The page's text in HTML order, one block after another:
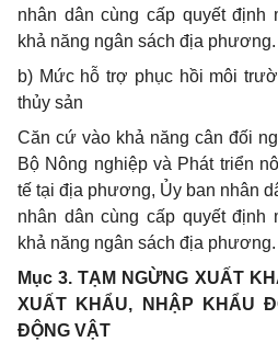
nhân dân cùng cấp quyết
khả năng ngân sách địa phương.
b) Mức hỗ trợ phục hồi môi
thủy sản
Căn cứ vào khả năng cân đối
Bộ Nông nghiệp và Phát triển
tế tại địa phương, Ủy ban nhân
nhân dân cùng cấp quyết
khả năng ngân sách địa phương.
Mục 3. TẠM NGỪNG XUẤT
XUẤT KHẨU, NHẬP KHẨU
ĐỘNG VẬT